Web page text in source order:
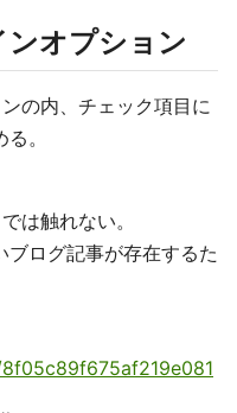
オプション
の内、チェック項目に
。
は触れない。
ログ記事が存在するた